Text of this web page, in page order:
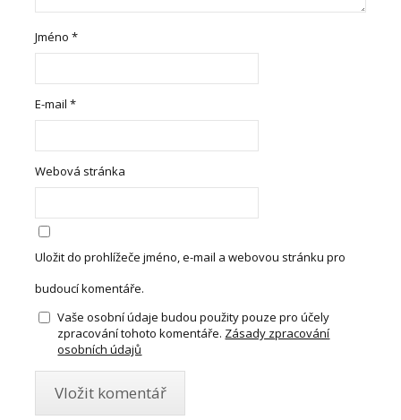
Jméno*
E-mail*
Webová stránka
Uložit do prohlížeče jméno, e-mail a webovou stránku pro
budoucí komentáře.
Vaše osobní údaje budou použity pouze pro účely
zpracování tohoto komentáře. Zásady zpracování
osobních údajů